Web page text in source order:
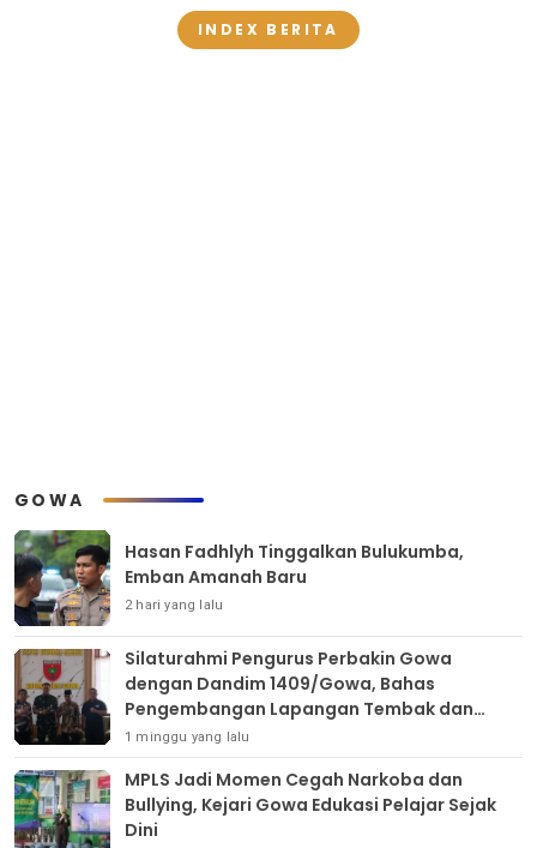
INDEX BERITA
GOWA
Hasan Fadhlyh Tinggalkan Bulukumba,
Emban Amanah Baru
2 hari yang lalu
Silaturahmi Pengurus Perbakin Gowa
dengan Dandim 1409/Gowa, Bahas
Pengembangan Lapangan Tembak dan
Pembinaan Atlet
1 minggu yang lalu
MPLS Jadi Momen Cegah Narkoba dan
Bullying, Kejari Gowa Edukasi Pelajar Sejak
Dini